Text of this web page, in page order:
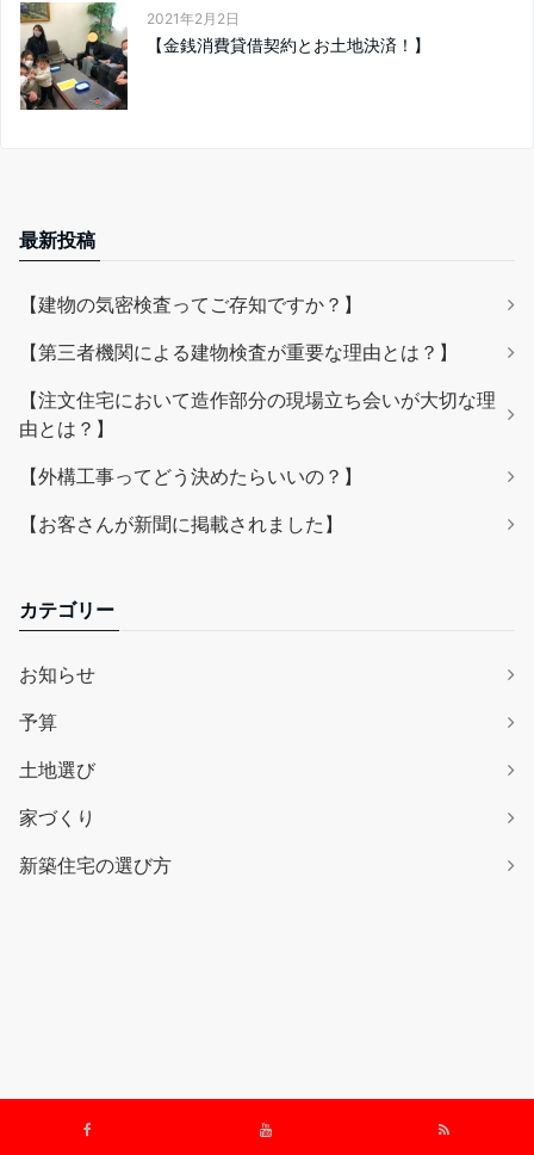
2021年2月2日
【金銭消費貸借契約とお土地決済！】
最新投稿
【建物の気密検査ってご存知ですか？】
【第三者機関による建物検査が重要な理由とは？】
【注文住宅において造作部分の現場立ち会いが大切な理
由とは？】
【外構工事ってどう決めたらいいの？】
【お客さんが新聞に掲載されました】
カテゴリー
お知らせ
予算
土地選び
家づくり
新築住宅の選び方